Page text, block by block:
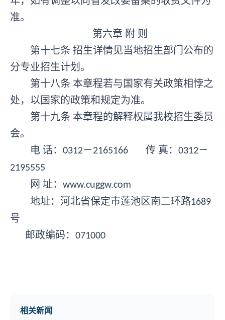
准。
第六章 附 则
第十七条 招生详情见当地招生部门公布的
分专业招生计划。
第十八条 本章程若与国家有关政策相悖之
处，以国家的政策和规定为准。
第十九条 本章程的解释权属我校招生委员
会。
电 话： 0312－2165166 传 真： 0312－
2195555
网 址： www.cuggw.com
地址：河北省保定市莲池区南二环路1689
号
邮政编码：071000
相关新闻